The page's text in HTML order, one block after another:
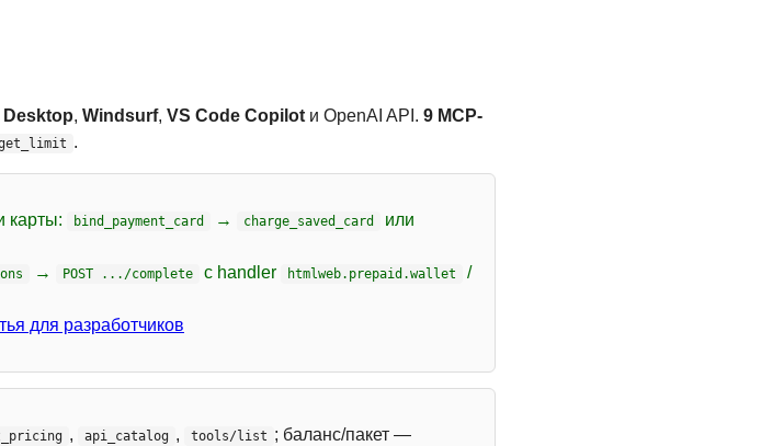
, Windsurf, VS Code Copilotи OpenAI API. 9 MCP-
get_limit .
карты: bind_payment_card → charge_saved_card
или
→ POST .../complete с handler htmlweb.prepaid.wallet /
для разработчиков
, api_catalog , tools/list ; баланс/пакет —